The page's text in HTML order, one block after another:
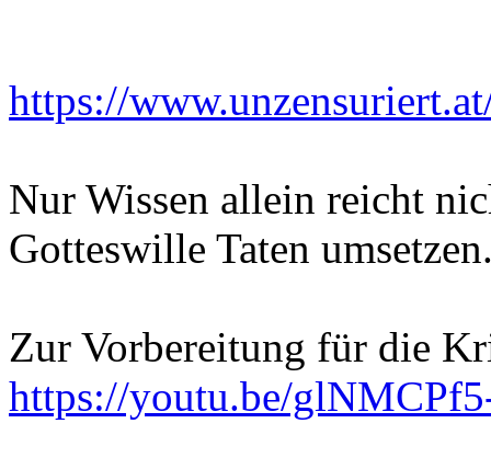
https://
Nur Wissen allein reicht
Gotteswille Taten
Zur Vorbereitung für die
https://youtu.be/